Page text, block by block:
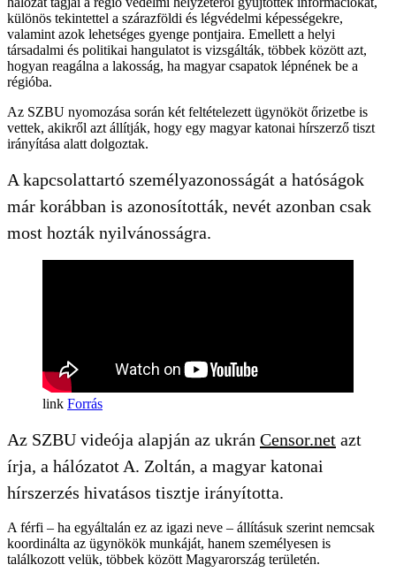
különös tekintettel a szárazföldi és légvédelmi képességekre,
valamint azok lehetséges gyenge pontjaira. Emellett a helyi
társadalmi és politikai hangulatot is vizsgálták, többek között azt,
hogyan reagálna a lakosság, ha magyar csapatok lépnének be a
régióba.
Az SZBU nyomozása során két feltételezett ügynököt őrizetbe is
vettek, akikről azt állítják, hogy egy magyar katonai hírszerző tiszt
irányítása alatt dolgoztak.
A kapcsolattartó személyazonosságát a hatóságok
már korábban is azonosították, nevét azonban csak
most hozták nyilvánosságra.
Forrás
Az SZBU videója alapján az ukrán Censor.net azt
írja, a hálózatot A. Zoltán, a magyar katonai
hírszerzés hivatásos tisztje irányította.
A férfi – ha egyáltalán ez az igazi neve – állításuk szerint nemcsak
koordinálta az ügynökök munkáját, hanem személyesen is
találkozott velük, többek között Magyarország területén.